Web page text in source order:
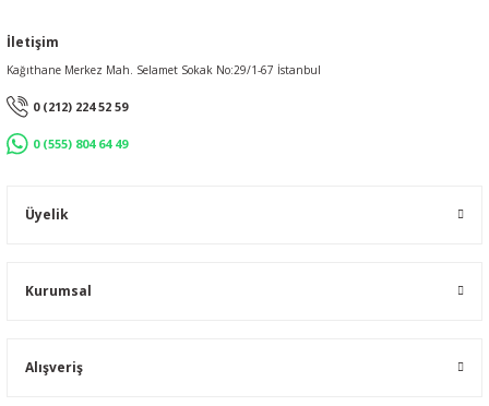
İletişim
Kağıthane Merkez Mah. Selamet Sokak No:29/1-67 İstanbul
0 (212) 224 52 59
0 (555) 804 64 49
Üyelik
Kurumsal
Alışveriş